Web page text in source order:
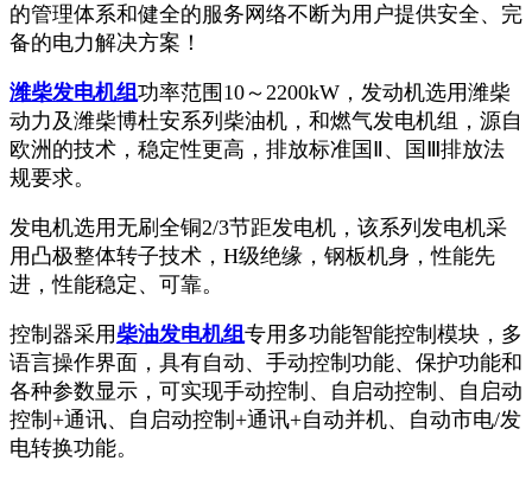
的管理体系和健全的服务网络不断为用户提供安全、完
备的电力解决方案！
潍柴发电机组 功率范围10～2200kW，发动机选用潍柴
动力及潍柴博杜安系列柴油机，和燃气发电机组，源自
欧洲的技术，稳定性更高，排放标准国Ⅱ、国Ⅲ排放法
规要求。
发电机选用无刷全铜2/3节距发电机，该系列发电机采
用凸极整体转子技术，H级绝缘，钢板机身，性能先
进，性能稳定、可靠。
控制器采用 柴油发电机组 专用多功能智能控制模块，多
语言操作界面，具有自动、手动控制功能、保护功能和
各种参数显示，可实现手动控制、自启动控制、自启动
控制+通讯、自启动控制+通讯+自动并机、自动市电/发
电转换功能。